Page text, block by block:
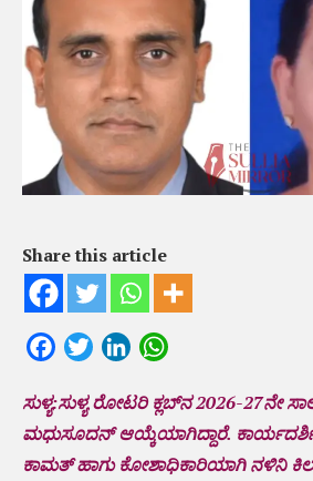
Share this article
FacebookTwitterLinkedIn
ಸುಳ್ಯ:ಸುಳ್ಯ ರೋಟರಿ ಕ್ಲಬ್‌ನ 2026-27ನೇ
ಮಧುಸೂದನ್ ಆಯ್ಕೆಯಾಗಿದ್ದಾರೆ.
ಕಾಮತ್ ಹಾಗು ಕೋಶಾಧಿಕಾರಿಯಾಗಿ ನಳಿನಿ